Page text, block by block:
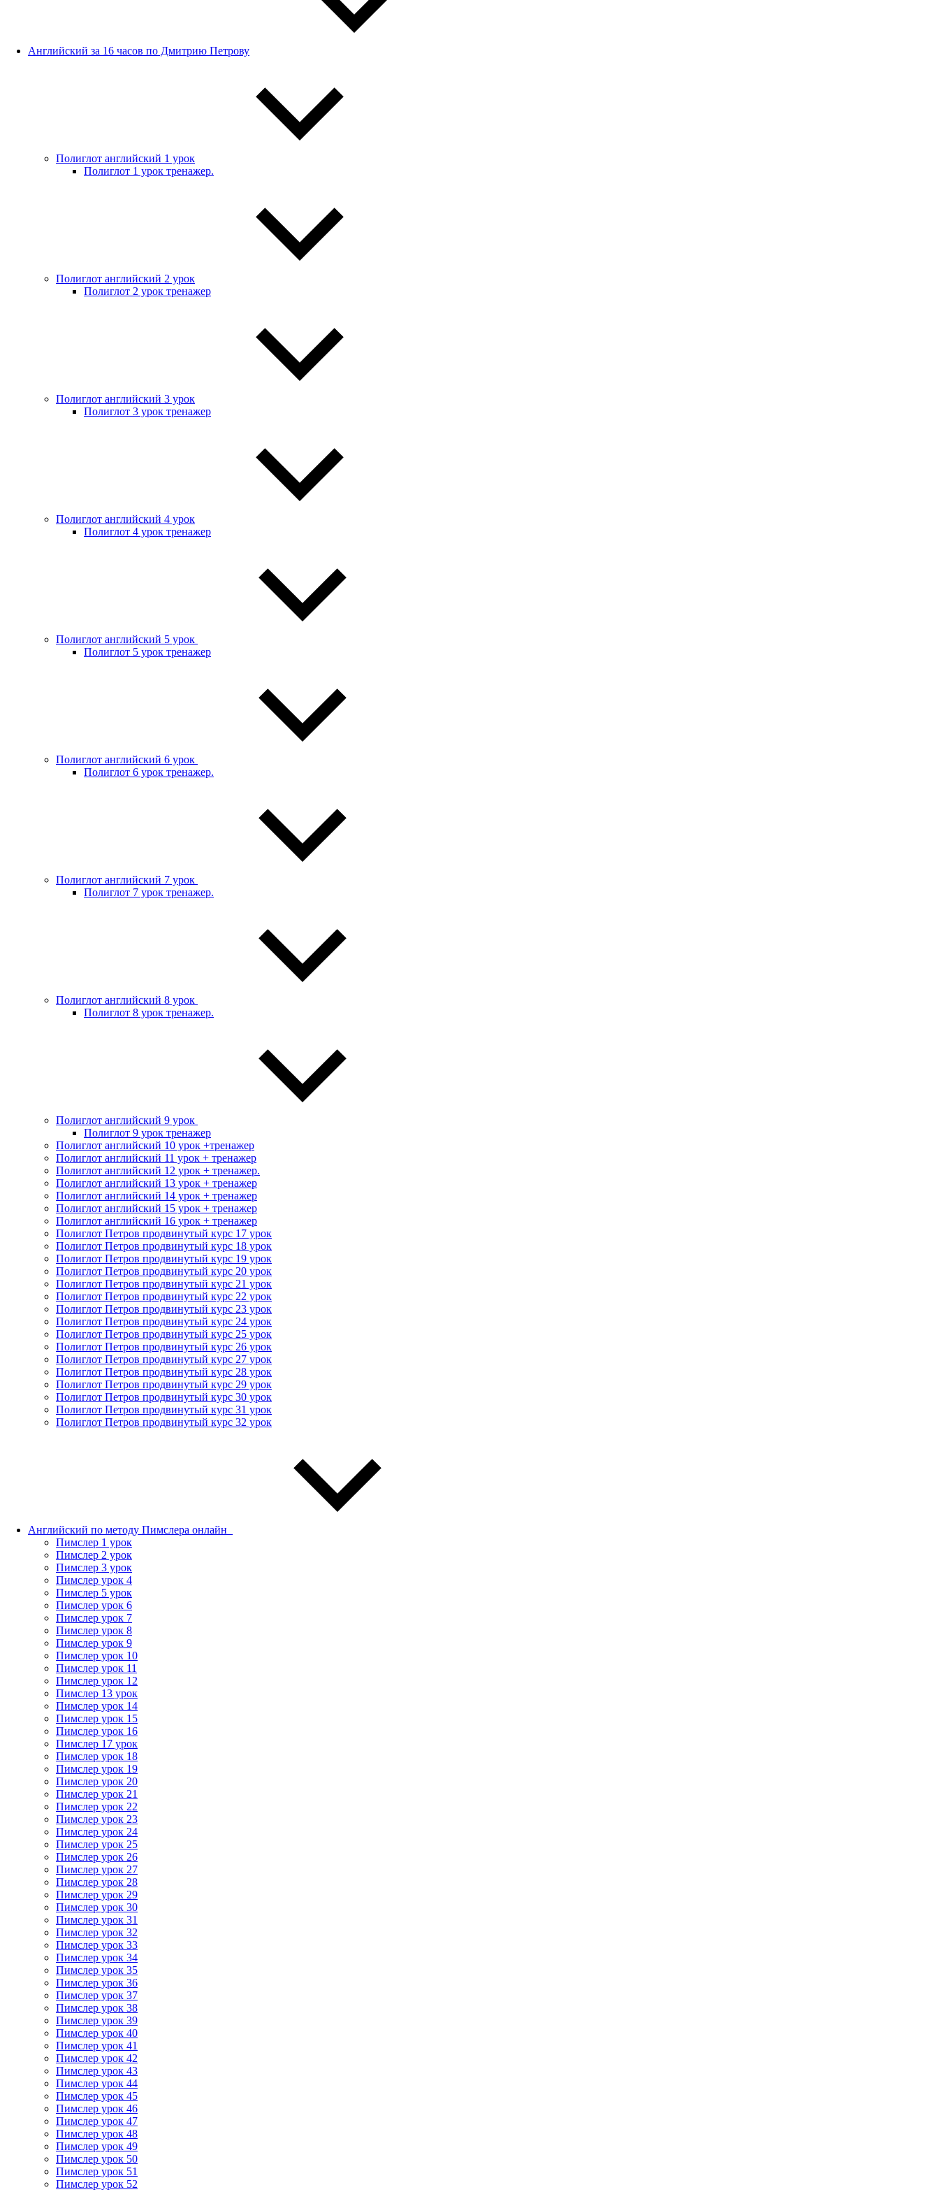
Английский за 16 часов по Дмитрию Петрову
Полиглот английский 1 урок
Полиглот 1 урок тренажер.
Полиглот английский 2 урок
Полиглот 2 урок тренажер
Полиглот английский 3 урок
Полиглот 3 урок тренажер
Полиглот английский 4 урок
Полиглот 4 урок тренажер
Полиглот английский 5 урок
Полиглот 5 урок тренажер
Полиглот английский 6 урок
Полиглот 6 урок тренажер.
Полиглот английский 7 урок
Полиглот 7 урок тренажер.
Полиглот английский 8 урок
Полиглот 8 урок тренажер.
Полиглот английский 9 урок
Полиглот 9 урок тренажер
Полиглот английский 10 урок +тренажер
Полиглот английский 11 урок + тренажер
Полиглот английский 12 урок + тренажер.
Полиглот английский 13 урок + тренажер
Полиглот английский 14 урок + тренажер
Полиглот английский 15 урок + тренажер
Полиглот английский 16 урок + тренажер
Полиглот Петров продвинутый курс 17 урок
Полиглот Петров продвинутый курс 18 урок
Полиглот Петров продвинутый курс 19 урок
Полиглот Петров продвинутый курс 20 урок
Полиглот Петров продвинутый курс 21 урок
Полиглот Петров продвинутый курс 22 урок
Полиглот Петров продвинутый курс 23 урок
Полиглот Петров продвинутый курс 24 урок
Полиглот Петров продвинутый курс 25 урок
Полиглот Петров продвинутый курс 26 урок
Полиглот Петров продвинутый курс 27 урок
Полиглот Петров продвинутый курс 28 урок
Полиглот Петров продвинутый курс 29 урок
Полиглот Петров продвинутый курс 30 урок
Полиглот Петров продвинутый курс 31 урок
Полиглот Петров продвинутый курс 32 урок
Английский по методу Пимслера онлайн_
Пимслер 1 урок
Пимслер 2 урок
Пимслер 3 урок
Пимслер урок 4
Пимслер 5 урок
Пимслер урок 6
Пимслер урок 7
Пимслер урок 8
Пимслер урок 9
Пимслер урок 10
Пимслер урок 11
Пимслер урок 12
Пимслер 13 урок
Пимслер урок 14
Пимслер урок 15
Пимслер урок 16
Пимслер 17 урок
Пимслер урок 18
Пимслер урок 19
Пимслер урок 20
Пимслер урок 21
Пимслер урок 22
Пимслер урок 23
Пимслер урок 24
Пимслер урок 25
Пимслер урок 26
Пимслер урок 27
Пимслер урок 28
Пимслер урок 29
Пимслер урок 30
Пимслер урок 31
Пимслер урок 32
Пимслер урок 33
Пимслер урок 34
Пимслер урок 35
Пимслер урок 36
Пимслер урок 37
Пимслер урок 38
Пимслер урок 39
Пимслер урок 40
Пимслер урок 41
Пимслер урок 42
Пимслер урок 43
Пимслер урок 44
Пимслер урок 45
Пимслер урок 46
Пимслер урок 47
Пимслер урок 48
Пимслер урок 49
Пимслер урок 50
Пимслер урок 51
Пимслер урок 52